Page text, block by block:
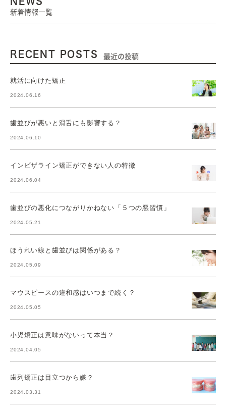
新着情報一覧
RECENT POSTS 最近の投稿
就活に向けた矯正
2024.06.16
歯並びが悪いと滑舌にも影響する？
2024.06.10
インビザライン矯正ができない人の特徴
2024.06.04
歯並びの悪化につながりかねない「５つの悪習慣」
2024.05.21
ほうれい線と歯並びは関係がある？
2024.05.09
マウスピースの違和感はいつまで続く？
2024.05.05
小児矯正は意味がないって本当？
2024.04.05
歯列矯正は目立つから嫌？
2024.03.31